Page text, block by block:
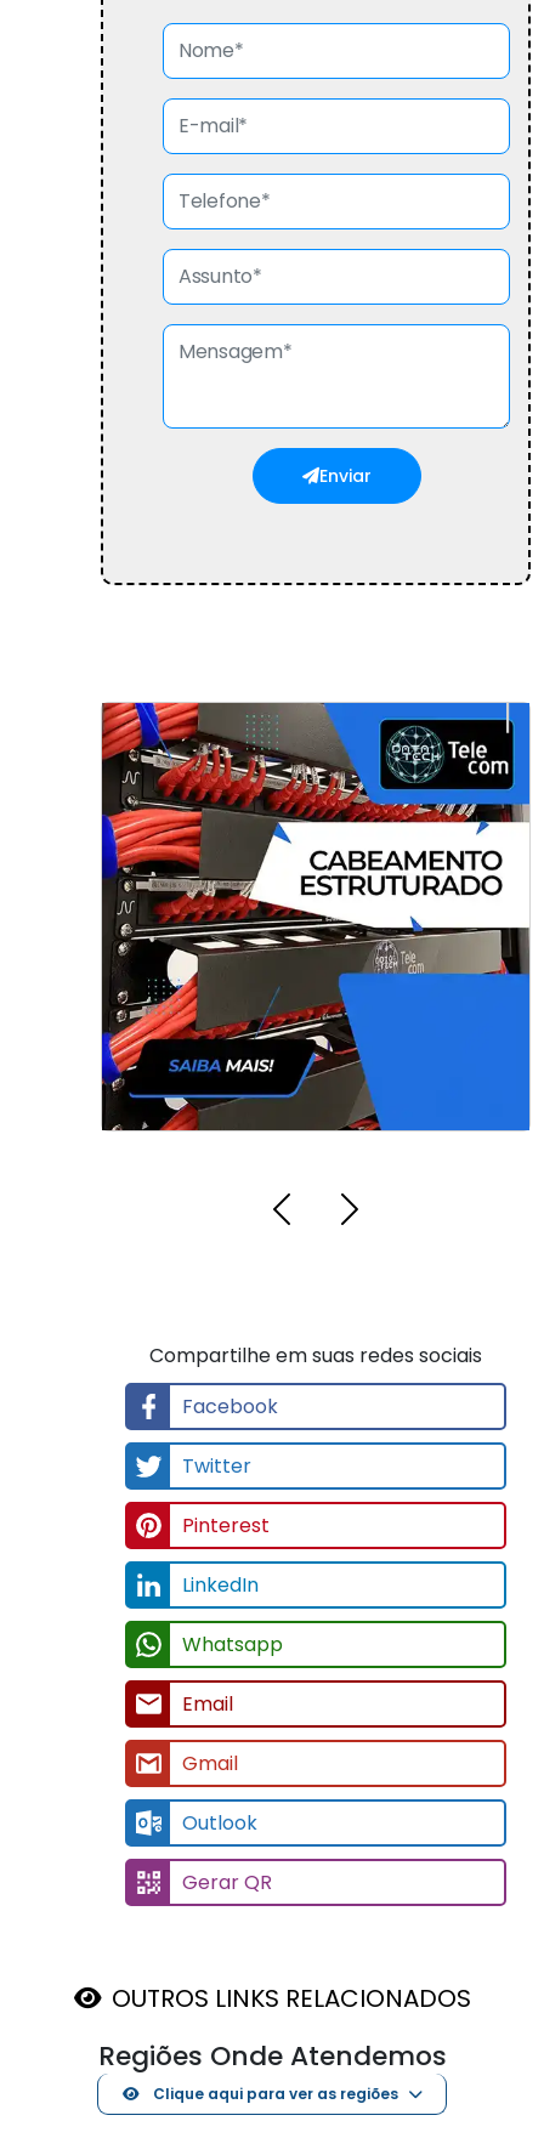
Enviar
Instalações de Multimídia para
empresas no RJ
Compartilhe em suas redes sociais
Facebook
Twitter
Pinterest
LinkedIn
Whatsapp
Email
Gmail
Outlook
Gerar QR
OUTROS LINKS RELACIONADOS
Regiões Onde Atendemos
Clique aqui para ver as regiões